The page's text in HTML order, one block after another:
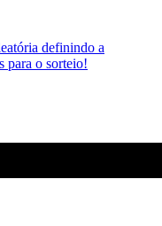
definindo a
para o sorteio!